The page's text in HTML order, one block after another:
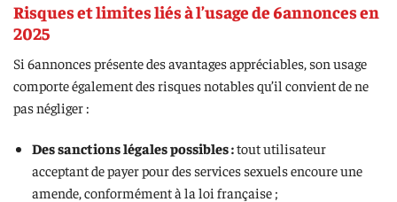
Risques et limites liés à l’usage de 6annonces en
2025
Si 6annonces présente des avantages appréciables, son usage
comporte également des risques notables qu’il convient de ne
pas négliger :
Des sanctions légales possibles :tout utilisateur
acceptant de payer pour des services sexuels encoure une
amende, conformément à la loi française ;